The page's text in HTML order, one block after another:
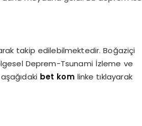
takip edilebilmektedir. Boğaziçi
Deprem-Tsunami İzleme ve
bet kom linke tıklayarak